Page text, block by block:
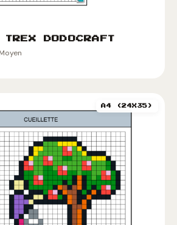
DODOCRAFT
Moyen
A4 (24X35)